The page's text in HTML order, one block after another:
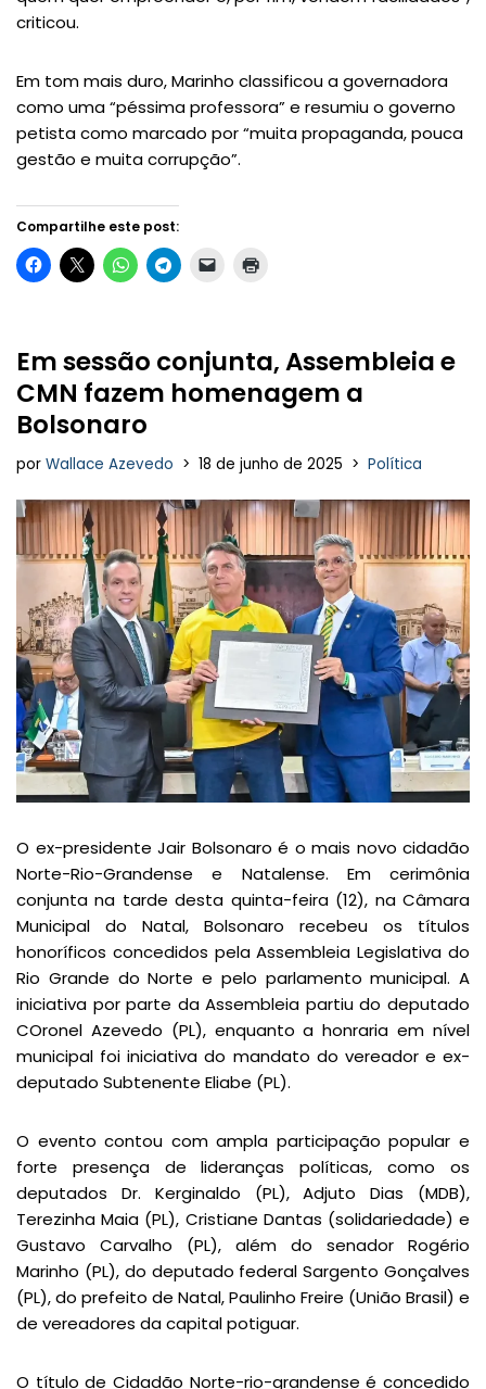
criticou.
Em tom mais duro, Marinho classificou a governadora
como uma “péssima professora” e resumiu o governo
petista como marcado por “muita propaganda, pouca
gestão e muita corrupção”.
Compartilhe este post:
Em sessão conjunta, Assembleia e
CMN fazem homenagem a
Bolsonaro
por Wallace Azevedo 18 de junho de 2025 Política
O ex-presidente Jair Bolsonaro é o mais novo cidadão
Norte-Rio-Grandense e Natalense. Em cerimônia
conjunta na tarde desta quinta-feira (12), na Câmara
Municipal do Natal, Bolsonaro recebeu os títulos
honoríficos concedidos pela Assembleia Legislativa do
Rio Grande do Norte e pelo parlamento municipal. A
iniciativa por parte da Assembleia partiu do deputado
COronel Azevedo (PL), enquanto a honraria em nível
municipal foi iniciativa do mandato do vereador e ex-
deputado Subtenente Eliabe (PL).
O evento contou com ampla participação popular e
forte presença de lideranças políticas, como os
deputados Dr. Kerginaldo (PL), Adjuto Dias (MDB),
Terezinha Maia (PL), Cristiane Dantas (solidariedade) e
Gustavo Carvalho (PL), além do senador Rogério
Marinho (PL), do deputado federal Sargento Gonçalves
(PL), do prefeito de Natal, Paulinho Freire (União Brasil) e
de vereadores da capital potiguar.
O título de Cidadão Norte-rio-grandense é concedido